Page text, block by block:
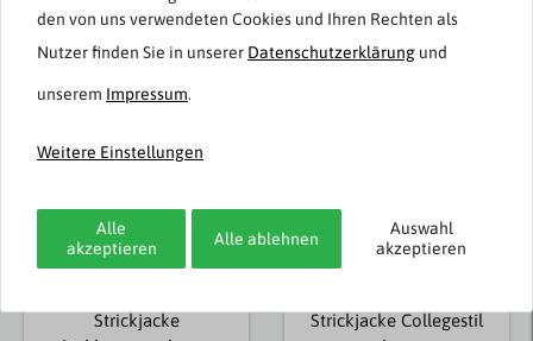
Neuheit
Redmond
Strickjacke
Strickjacke Collegestil
den von uns verwendeten Cookies und Ihren Rechten als
Nutzer finden Sie in unserer Daten­schutz­erklärung und
unserem Impressum.
Weitere Einstellungen
Alle
akzeptieren
Alle ablehnen
Auswahl
akzeptieren